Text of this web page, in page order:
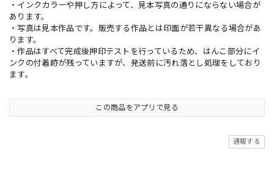
・インクカラーや押し方によって、見本写真の通りにならない場合が
あります。
・写真は見本作品です。販売する作品とは印面が若干異なる場合があ
ります。
・作品はすべて完成後押印テストを行っているため、はんこ部分にイ
ンクの付着跡が残っていますが、発送前に汚れ落とし処理をしており
ます。
この商品をアプリで見る
通報する